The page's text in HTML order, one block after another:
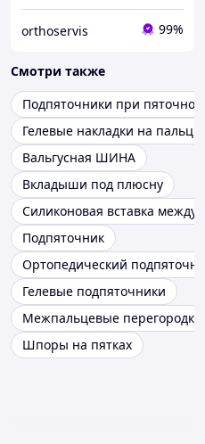
orthoservis 99%
Смотри также
Подпяточники при
Гелевые накладки на пальцы
Вальгусная ШИНА
Вкладыши под плюсну
Силиконовая вставка между
Подпяточник
Ортопедический
Гелевые подпяточники
Межпальцевые перегородки
Шпоры на пятках